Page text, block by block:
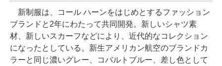
新制服は、コール ハーンをはじめとするファッション
ブランドと2年にわたって共同開発。新しいシャツ素
材、新しいスカーフなどにより、近代的なコレクション
になったとしている。新生アメリカン航空のブランドカ
ラーと同じ濃いグレー、コバルトブルー、差し色として